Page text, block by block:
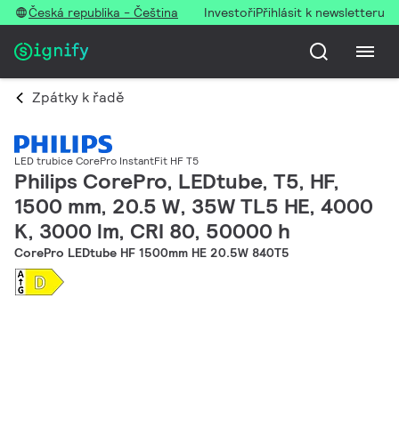
Česká republika - Čeština InvestořiPřihlásit k newsletteru
Zpátky k řadě
LED trubice CorePro InstantFit HF T5
Philips CorePro, LEDtube, T5, HF,
1500 mm, 20.5 W, 35W TL5 HE, 4000
K, 3000 lm, CRI 80, 50000 h
CorePro LEDtube HF 1500mm HE 20.5W 840T5